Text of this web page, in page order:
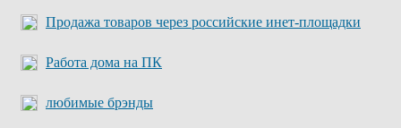
Продажа товаров через российские инет-площадки
Работа дома на ПК
любимые брэнды